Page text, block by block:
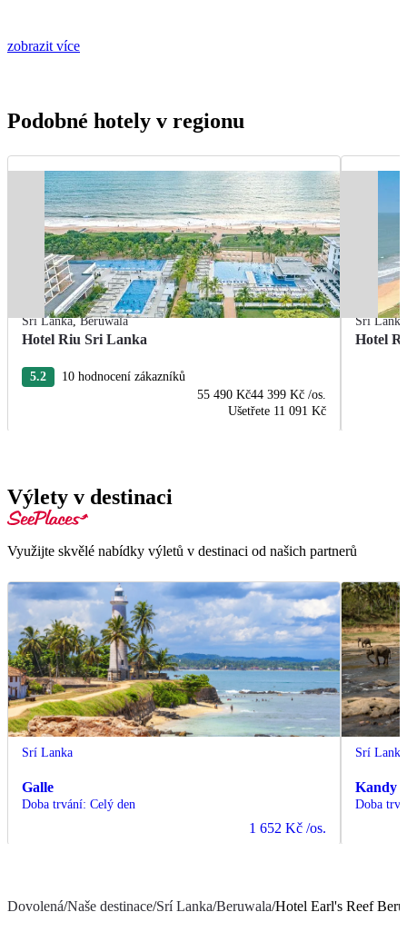
zobrazit více
Podobné hotely v regionu
Srí Lanka,Beruwala
Hotel Riu Sri Lanka
5.2
10 hodnocení zákazníků
55 490 Kč44 399 Kč /os.
Ušetřete 11 091 Kč
Srí Lanka
Hotel
Výlety v destinaci
Využijte skvělé nabídky výletů v destinaci od našich partnerů
Srí Lanka
Galle
Doba trvání: Celý den
1 652 Kč /os.
Srí Lanka
Kandy
Doba
Dovolená/Naše destinace/Srí Lanka/Beruwala/Hotel Earl's Reef